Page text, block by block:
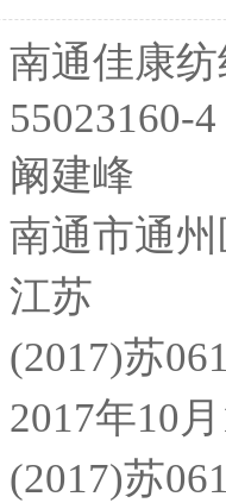
南通佳康
55023160-4
阚建峰
南通市通
江苏
(2017)苏
2017年10
(2017)苏